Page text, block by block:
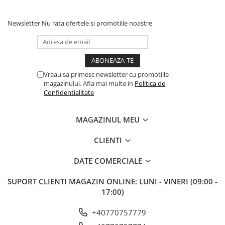
10 kg – 35g/kg masa corporala
20 kg – 30g/kg masa corporala
30 kg – 25g/kg masa corporala
Aceste cifre sunt aproximative.
Newsletter Nu rata ofertele si promotiile noastre
Vreau sa primesc newsletter cu promotiile
magazinului. Afla mai multe in Politica de
Confidentialitate
MAGAZINUL MEU
CLIENTI
DATE COMERCIALE
SUPORT CLIENTI MAGAZIN ONLINE: LUNI - VINERI (09:00 -
17:00)
+40770757779